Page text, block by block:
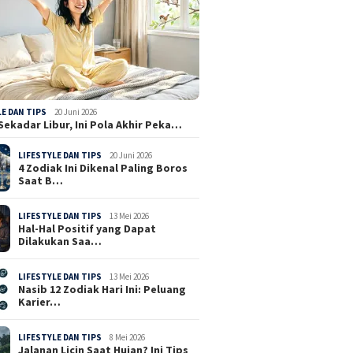
DAN TIPS 20 Juni 2026
Libur, Ini Pola Akhir Peka…
LIFESTYLE DAN TIPS 20 Juni 2026
4 Zodiak Ini Dikenal Paling Boros
Saat B…
LIFESTYLE DAN TIPS 13 Mei 2026
Hal-Hal Positif yang Dapat
Dilakukan Saa…
LIFESTYLE DAN TIPS 13 Mei 2026
Nasib 12 Zodiak Hari Ini: Peluang
Karier…
LIFESTYLE DAN TIPS 8 Mei 2026
Jalanan Licin Saat Hujan? Ini Tips